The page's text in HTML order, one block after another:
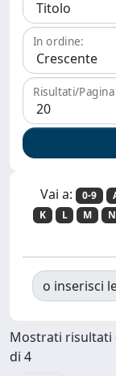
In ordine:
Risultati/Pagina
Vai a: 0-9
K
L M N
o inserisci
Mostrati risultati
di 4